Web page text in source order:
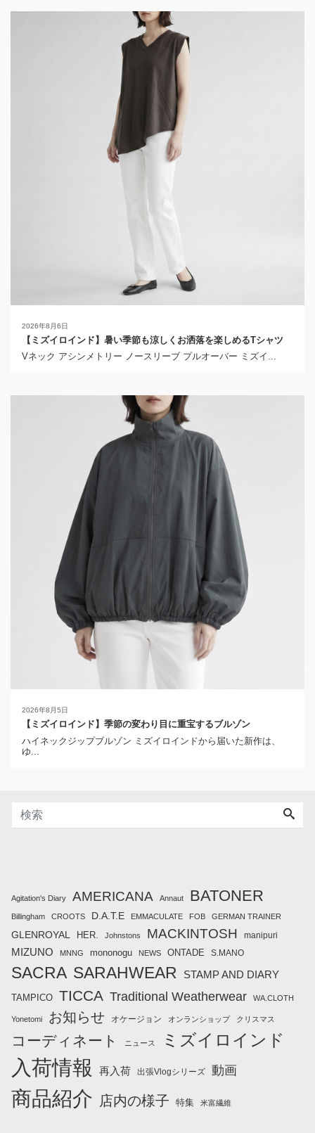
2026年8月6日
【ミズイロインド】暑い季節も涼しくお洒落を楽しめるTシャツ
Vネック アシンメトリー ノースリーブ プルオーバー ミズイ...
2026年8月5日
【ミズイロインド】季節の変わり目に重宝するブルゾン
ハイネックジップブルゾン ミズイロインドから届いた新作は、
ゆ...
Agitation's Diary AMERICANA Annaut BATONER
Billingham CROOTS D.A.T.E EMMACULATE FOB GERMAN TRAINER
GLENROYAL HER. Johnstons MACKINTOSH manipuri
MIZUNO MNNG mononogu NEWS ONTADE S.MANO
SACRA SARAHWEAR STAMP AND DIARY
TAMPICO TICCA Traditional Weatherwear WA.CLOTH
Yonetomi お知らせ オケージョン オンランショップ クリスマス
コーディネート ニュース ミズイロインド
入荷情報 再入荷 出張Vlogシリーズ 動画
商品紹介 店内の様子 特集 米富繊維